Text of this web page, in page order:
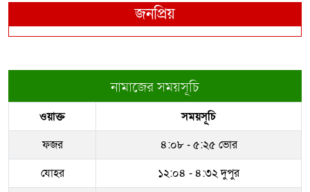
জনপ্রিয়
নামাজের সময়সূচি
ওয়াক্ত
সময়সূচি
ফজর
৪:০৮ - ৫:২৫ ভোর
যোহর
১২:০৪ - ৪:৩২ দুপুর